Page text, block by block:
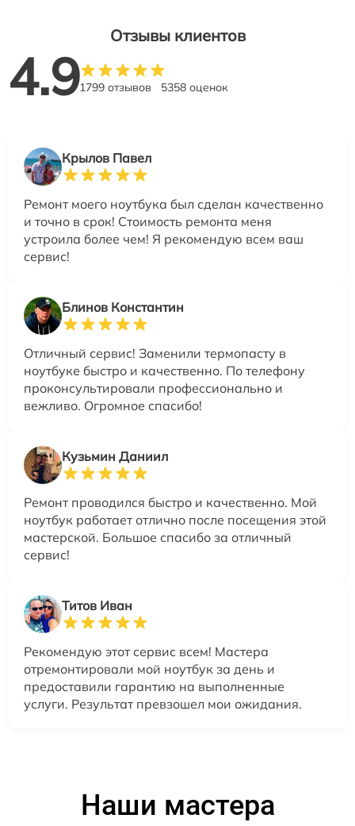
Отзывы клиентов
4.91799 отзывов 5358 оценок
Крылов Павел
Ремонт моего ноутбука был сделан качественно
и точно в срок! Стоимость ремонта меня
устроила более чем! Я рекомендую всем ваш
сервис!
Блинов Константин
Отличный сервис! Заменили термопасту в
ноутбуке быстро и качественно. По телефону
проконсультировали профессионально и
вежливо. Огромное спасибо!
Кузьмин Даниил
Ремонт проводился быстро и качественно. Мой
ноутбук работает отлично после посещения этой
мастерской. Большое спасибо за отличный
сервис!
Титов Иван
Рекомендую этот сервис всем! Мастера
отремонтировали мой ноутбук за день и
предоставили гарантию на выполненные
услуги. Результат превзошел мои ожидания.
Наши мастера